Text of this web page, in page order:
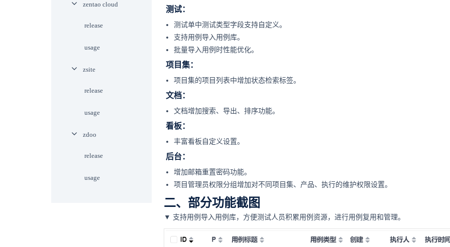
测试：
测试单中测试类型字段支持自定义。
支持用例导入用例库。
批量导入用例时性能优化。
项目集：
项目集的项目列表中增加状态检索标签。
文档：
文档增加搜索、导出、排序功能。
看板：
丰富看板自定义设置。
后台：
增加邮箱重置密码功能。
项目管理员权限分组增加对不同项目集、产品、执行的维护权限设置。
二、部分功能截图
▼ 支持用例导入用例库，方便测试人员积累用例资源，进行用例复用和管理。
zentao cloud
release
usage
zsite
release
usage
zdoo
release
usage